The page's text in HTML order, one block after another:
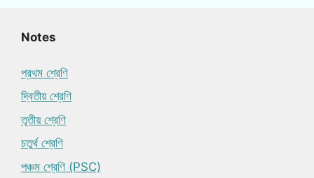
Notes
প্রথম শ্রেণি
দ্বিতীয় শ্রেণি
তৃতীয় শ্রেণি
চতুর্থ শ্রেণি
পঞ্চম শ্রেণি (PSC)